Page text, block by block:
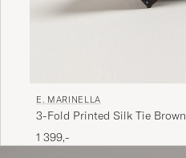
E. MARINELLA
3-Fold Printed Silk Tie Brown
1 399,-